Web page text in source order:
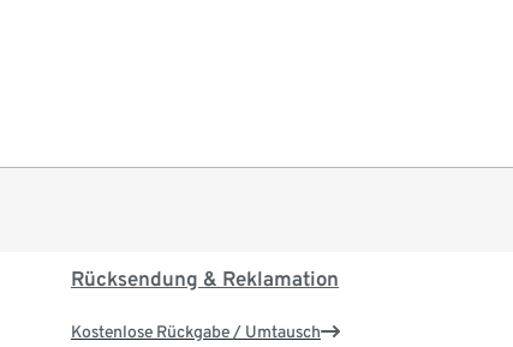
Rücksendung & Reklamation
Kostenlose Rückgabe / Umtausch